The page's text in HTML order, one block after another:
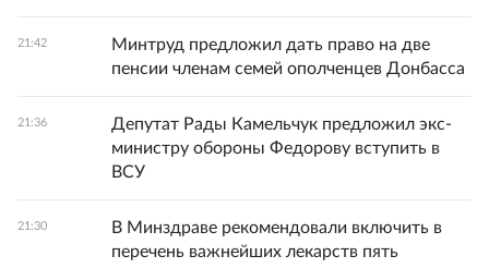
21:42
Минтруд предложил дать право на две
пенсии членам семей ополченцев Донбасса
21:36
Депутат Рады Камельчук предложил экс-
министру обороны Федорову вступить в
ВСУ
21:30
В Минздраве рекомендовали включить в
перечень важнейших лекарств пять